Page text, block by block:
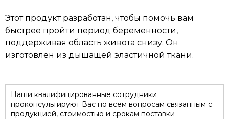
Этот продукт разработан, чтобы помочь вам
быстрее пройти период беременности,
поддерживая область живота снизу. Он
изготовлен из дышащей эластичной ткани.
Наши квалифицированные сотрудники
проконсультируют Вас по всем вопросам связанным с
продукцией, стоимостью и срокам поставки